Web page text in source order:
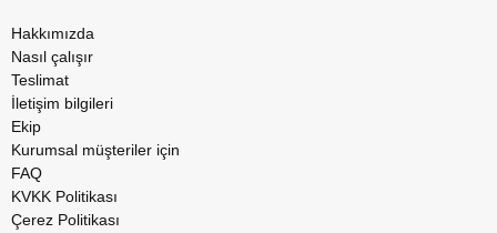
Hakkımızda
Nasıl çalışır
Teslimat
İletişim bilgileri
Ekip
Kurumsal müşteriler için
FAQ
KVKK Politikası
Çerez Politikası